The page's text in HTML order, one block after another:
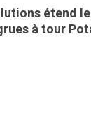
étend
à tour